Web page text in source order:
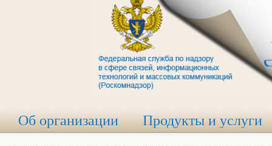
Об организации Продукты и услуги